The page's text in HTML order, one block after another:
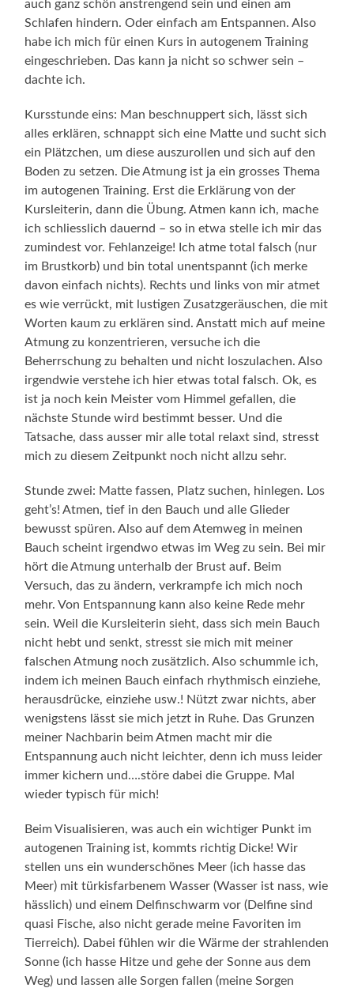
auch ganz schön anstrengend sein und einen am
Schlafen hindern. Oder einfach am Entspannen. Also
habe ich mich für einen Kurs in autogenem Training
eingeschrieben. Das kann ja nicht so schwer sein –
dachte ich.
Kursstunde eins: Man beschnuppert sich, lässt sich
alles erklären, schnappt sich eine Matte und sucht sich
ein Plätzchen, um diese auszurollen und sich auf den
Boden zu setzen. Die Atmung ist ja ein grosses Thema
im autogenen Training. Erst die Erklärung von der
Kursleiterin, dann die Übung. Atmen kann ich, mache
ich schliesslich dauernd – so in etwa stelle ich mir das
zumindest vor. Fehlanzeige! Ich atme total falsch (nur
im Brustkorb) und bin total unentspannt (ich merke
davon einfach nichts). Rechts und links von mir atmet
es wie verrückt, mit lustigen Zusatzgeräuschen, die mit
Worten kaum zu erklären sind. Anstatt mich auf meine
Atmung zu konzentrieren, versuche ich die
Beherrschung zu behalten und nicht loszulachen. Also
irgendwie verstehe ich hier etwas total falsch. Ok, es
ist ja noch kein Meister vom Himmel gefallen, die
nächste Stunde wird bestimmt besser. Und die
Tatsache, dass ausser mir alle total relaxt sind, stresst
mich zu diesem Zeitpunkt noch nicht allzu sehr.
Stunde zwei: Matte fassen, Platz suchen, hinlegen. Los
geht’s! Atmen, tief in den Bauch und alle Glieder
bewusst spüren. Also auf dem Atemweg in meinen
Bauch scheint irgendwo etwas im Weg zu sein. Bei mir
hört die Atmung unterhalb der Brust auf. Beim
Versuch, das zu ändern, verkrampfe ich mich noch
mehr. Von Entspannung kann also keine Rede mehr
sein. Weil die Kursleiterin sieht, dass sich mein Bauch
nicht hebt und senkt, stresst sie mich mit meiner
falschen Atmung noch zusätzlich. Also schummle ich,
indem ich meinen Bauch einfach rhythmisch einziehe,
herausdrücke, einziehe usw.! Nützt zwar nichts, aber
wenigstens lässt sie mich jetzt in Ruhe. Das Grunzen
meiner Nachbarin beim Atmen macht mir die
Entspannung auch nicht leichter, denn ich muss leider
immer kichern und….störe dabei die Gruppe. Mal
wieder typisch für mich!
Beim Visualisieren, was auch ein wichtiger Punkt im
autogenen Training ist, kommts richtig Dicke! Wir
stellen uns ein wunderschönes Meer (ich hasse das
Meer) mit türkisfarbenem Wasser (Wasser ist nass, wie
hässlich) und einem Delfinschwarm vor (Delfine sind
quasi Fische, also nicht gerade meine Favoriten im
Tierreich). Dabei fühlen wir die Wärme der strahlenden
Sonne (ich hasse Hitze und gehe der Sonne aus dem
Weg) und lassen alle Sorgen fallen (meine Sorgen